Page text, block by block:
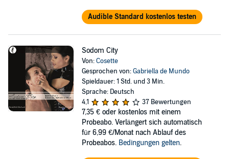
Audible Standard kostenlos testen
Sodom City
Von:Cosette
Gesprochen von:Gabriella de Mundo
Spieldauer: 1 Std. und 3 Min.
Sprache: Deutsch
4,1
37 Bewertungen
7,35 € oder kostenlos mit einem
Probeabo. Verlängert sich automatisch
für 6,99 €/Monat nach Ablauf des
Probeabos. Bedingungen gelten.